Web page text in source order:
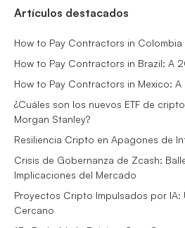
Artículos destacados
How to Pay Contractors in Colombia
How to Pay Contractors in Brazil: A
How to Pay Contractors in Mexico: A
¿Cuáles son los nuevos ETF de
Morgan Stanley?
Resiliencia Cripto en Apagones de
Crisis de Gobernanza de Zcash:
Implicaciones del Mercado
Proyectos Cripto Impulsados por IA:
Cercano